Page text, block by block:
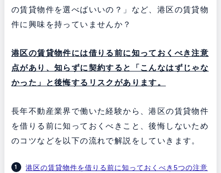
の賃貸物件を選べばいいの？」など、港区の賃貸物
件に興味を持っていませんか？
港区の賃貸物件には借りる前に知っておくべき注意
点があり、知らずに契約すると「こんなはずじゃな
かった」と後悔するリスクがあります。
長年不動産業界で働いた経験から、港区の賃貸物件
を借りる前に知っておくべきこと、後悔しないため
のコツなどを以下の流れで解説をしていきます。
港区の賃貸物件を借りる前に知っておくべき5つの注意